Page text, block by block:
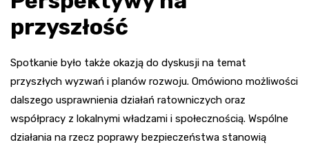
przyszłość
Spotkanie było także okazją do dyskusji na temat
przyszłych wyzwań i planów rozwoju. Omówiono możliwości
dalszego usprawnienia działań ratowniczych oraz
współpracy z lokalnymi władzami i społecznością. Wspólne
działania na rzecz poprawy bezpieczeństwa stanowią